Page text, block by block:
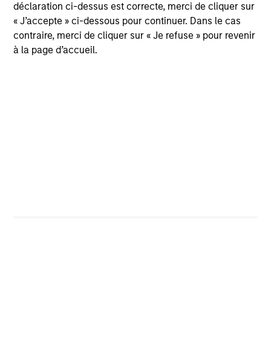
déclaration ci-dessus est correcte, merci de cliquer sur
« J’accepte » ci-dessous pour continuer. Dans le cas
contraire, merci de cliquer sur « Je refuse » pour revenir
à la page d’accueil.
Focus on issue selection and yield curve
management
Exclude corporate bonds due to credit & event risk